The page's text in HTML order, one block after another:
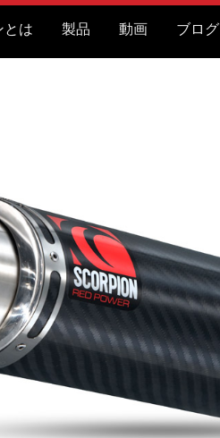
とは 製品 動画 ブログ